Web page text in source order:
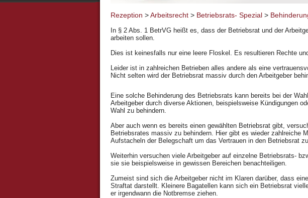
Rezeption >Arbeitsrecht> Betriebsrats- Spezial>
In § 2 Abs. 1 BetrVG heißt es, dass der Betriebsrat und der
arbeiten sollen.
Dies ist keinesfalls nur eine leere Floskel. Es resultieren Rechte
Leider ist in zahlreichen Betrieben alles andere als eine
Nicht selten wird der Betriebsrat massiv durch den Arbeitgeber
Eine solche Behinderung des Betriebsrats kann bereits bei der
Arbeitgeber durch diverse Aktionen, beispielsweise Kündigungen
Wahl zu behindern.
Aber auch wenn es bereits einen gewählten Betriebsrat gibt,
Betriebsrates massiv zu behindern. Hier gibt es wieder zahlreiche
Aufstacheln der Belegschaft um das Vertrauen in den Betriebsrat
Weiterhin versuchen viele Arbeitgeber auf einzelne Betriebsrats-
sie sie beispielsweise in gewissen Bereichen benachteiligen.
Zumeist sind sich die Arbeitgeber nicht im Klaren darüber, dass
Straftat darstellt. Kleinere Bagatellen kann sich ein Betriebsrat
er irgendwann die Notbremse ziehen.